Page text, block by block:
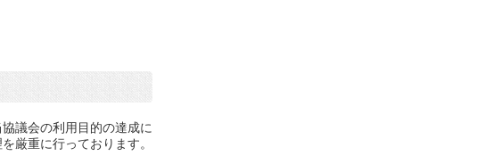
議会の利用目的の達成に
厳重に行っております。